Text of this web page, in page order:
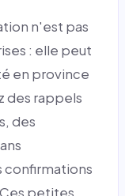
n'est pas
: elle peut
en province
des rappels
des
confirmations
petites